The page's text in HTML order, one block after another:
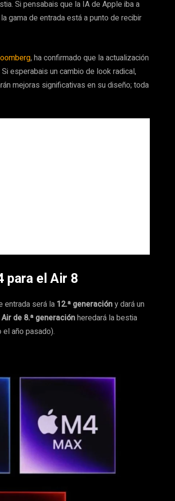
Si pensabais que la IA de Apple iba a
gama de entrada está a punto de recibir
, ha confirmado que la actualización
esperabais un cambio de look radical,
mejoras significativas en su diseño; toda
para el Air 8
entrada será la 12.ª generacióny dará un
de 8.ª generaciónheredará la bestia
año pasado).